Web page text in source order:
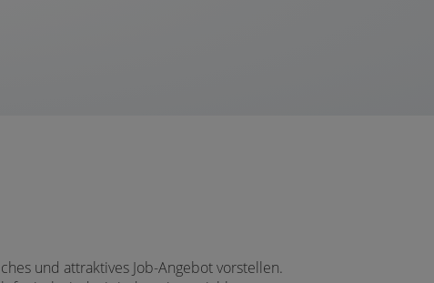
und attraktives Job-Angebot vorstellen.